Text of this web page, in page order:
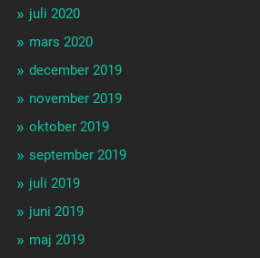
juli 2020
mars 2020
december 2019
november 2019
oktober 2019
september 2019
juli 2019
juni 2019
maj 2019